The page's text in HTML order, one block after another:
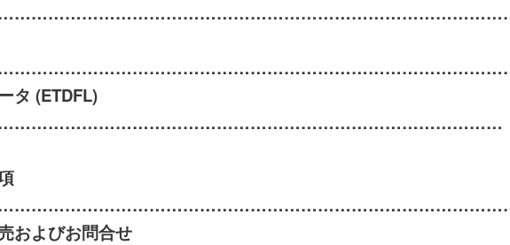
タ (ETDFL)
…
およびお問合せ